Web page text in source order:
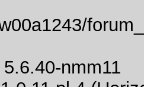
5.6.40-nmm11